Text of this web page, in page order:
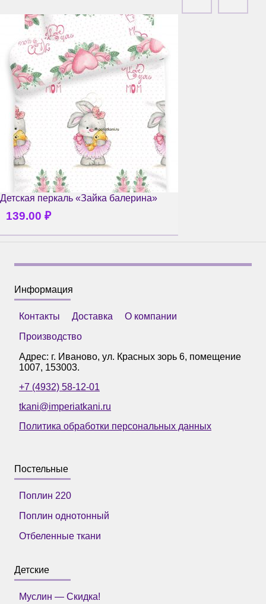
Детская перкаль «Зайка балерина»
139.00 ₽
Информация
Контакты Доставка
О компании
Производство
Адрес: г. Иваново, ул. Красных зорь 6, помещение
1007, 153003.
+7 (4932) 58-12-01
tkani@imperiatkani.ru
Политика обработки персональных данных
Постельные
Поплин 220
Поплин однотонный
Отбеленные ткани
Детские
Муслин — Скидка!